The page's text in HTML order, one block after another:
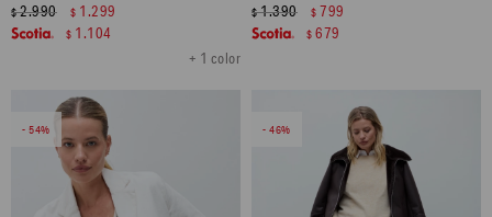
+ 1 color
$2.990 $ 1.299
$ 1.104
$1.390 $ 799
$ 679
54 46